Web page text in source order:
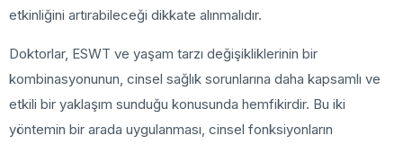
etkinliğini artırabileceği dikkate alınmalıdır.
Doktorlar, ESWT ve yaşam tarzı değişikliklerinin bir
kombinasyonunun, cinsel sağlık sorunlarına daha kapsamlı ve
etkili bir yaklaşım sunduğu konusunda hemfikirdir. Bu iki
yöntemin bir arada uygulanması, cinsel fonksiyonların